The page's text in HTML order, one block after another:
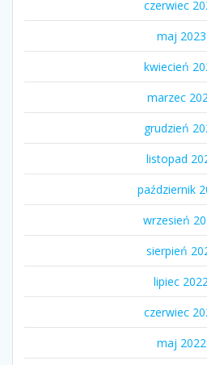
czerwiec
maj 2023
kwiecień
marzec
grudzień
listopad
październik
wrzesień
sierpień
lipiec
czerwiec
maj 2022